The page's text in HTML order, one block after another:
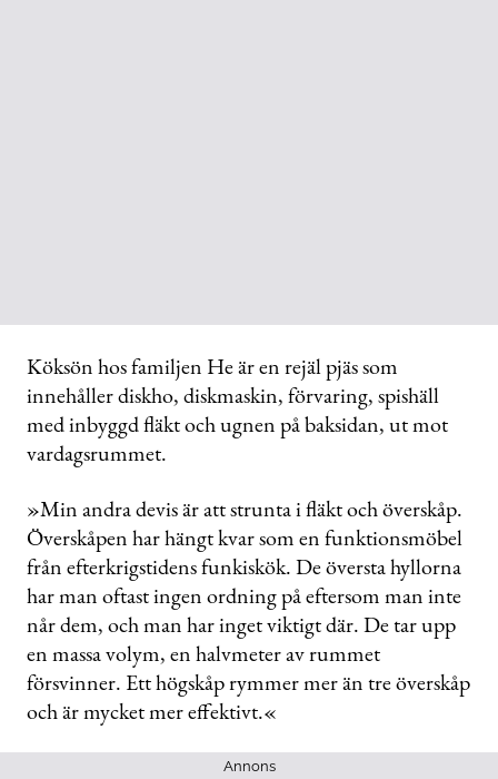
Köksön hos familjen He är en rejäl pjäs som
innehåller diskho, diskmaskin, förvaring, spishäll
med inbyggd fläkt och ugnen på baksidan, ut mot
vardagsrummet.
»Min andra devis är att strunta i fläkt och överskåp.
Överskåpen har hängt kvar som en funktionsmöbel
från efterkrigstidens funkiskök. De översta hyllorna
har man oftast ingen ordning på eftersom man inte
når dem, och man har inget viktigt där. De tar upp
en massa volym, en halvmeter av rummet
försvinner. Ett högskåp rymmer mer än tre överskåp
och är mycket mer effektivt.«
Annons